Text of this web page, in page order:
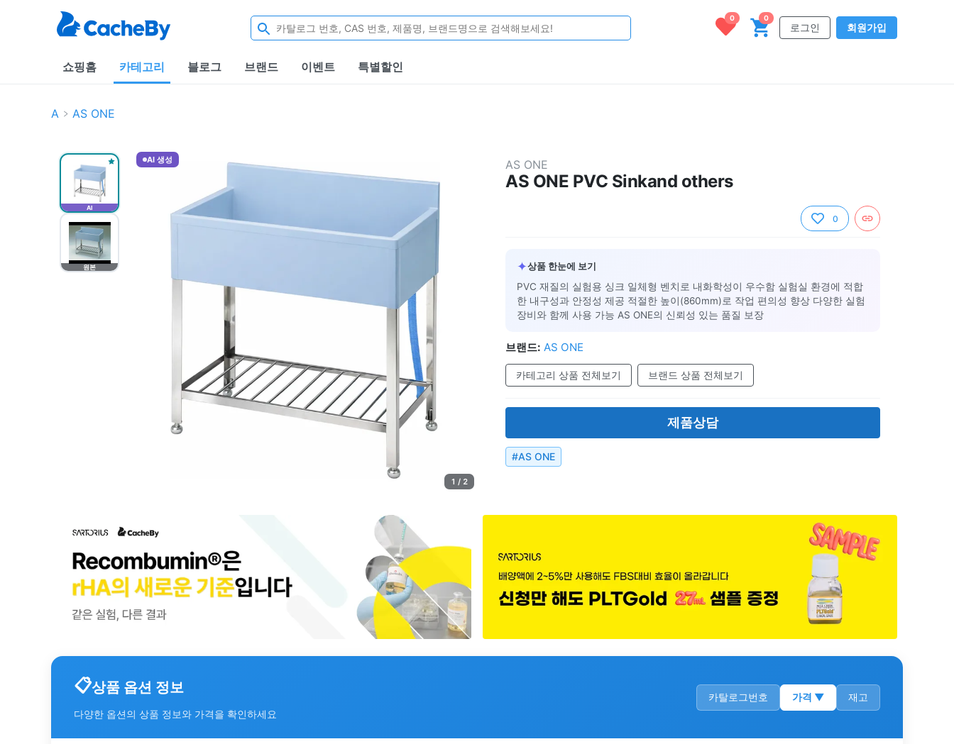
0 0
로그인 회원가입
쇼핑홈 카테고리 블로그 브랜드 이벤트 특별할인
A AS ONE
AI
원본
AI 생성
1 / 2
AS ONE
AS ONE PVC Sinkand others
0
✦상품 한눈에 보기
PVC 재질의 실험용 싱크 일체형 벤치로 내화학성이 우수함 실험실 환경에 적합
한 내구성과 안정성 제공 적절한 높이(860mm)로 작업 편의성 향상 다양한 실험
장비와 함께 사용 가능 AS ONE의 신뢰성 있는 품질 보장
브랜드: AS ONE
카테고리 상품 전체보기 브랜드 상품 전체보기
제품상담
#AS ONE
상품 옵션 정보
다양한 옵션의 상품 정보와 가격을 확인하세요
카탈로그번호 가격 ▼ 재고